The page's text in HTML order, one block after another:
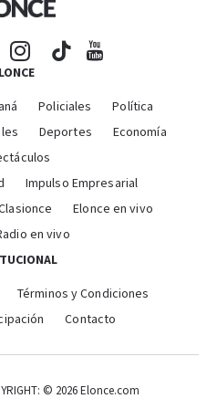
Policiales
Política
Deportes
Economía
Impulso Empresarial
Elonce en vivo
en vivo
Términos y Condiciones
Contacto
© 2026 Elonce.com